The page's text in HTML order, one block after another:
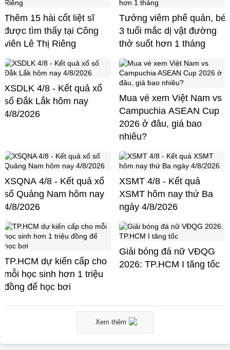
Thêm 15 hài cốt liệt sĩ
được tìm thấy tại Công
viên Lê Thị Riêng
Tưởng viêm phế quản, bé
3 tuổi mắc dị vật đường
thở suốt hơn 1 tháng
XSDLK 4/8 - Kết quả xổ
số Đắk Lắk hôm nay
4/8/2026
Mua vé xem Việt Nam vs
Campuchia ASEAN Cup
2026 ở đâu, giá bao
nhiêu?
XSQNA 4/8 - Kết quả xổ
số Quảng Nam hôm nay
4/8/2026
XSMT 4/8 - Kết quả
XSMT hôm nay thứ Ba
ngày 4/8/2026
TP.HCM dự kiến cấp cho
mỗi học sinh hơn 1 triệu
đồng để học bơi
Giải bóng đá nữ VĐQG
2026: TP.HCM I tăng tốc
Xem thêm